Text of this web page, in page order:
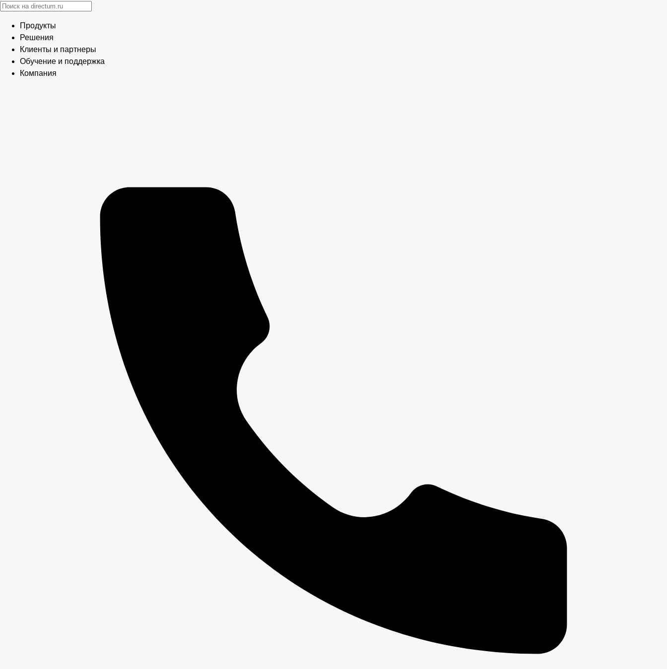
Продукты
Решения
Клиенты и партнеры
Обучение и поддержка
Компания